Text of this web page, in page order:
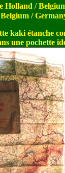
Holland /
/
kaki étanche
une pochette